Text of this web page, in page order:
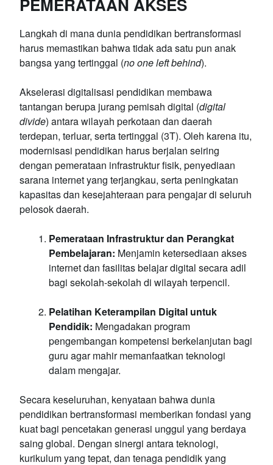
Langkah di mana dunia pendidikan bertransformasi
harus memastikan bahwa tidak ada satu pun anak
bangsa yang tertinggal (no one left behind).
Akselerasi digitalisasi pendidikan membawa
tantangan berupa jurang pemisah digital (digital
divide) antara wilayah perkotaan dan daerah
terdepan, terluar, serta tertinggal (3T). Oleh karena itu,
modernisasi pendidikan harus berjalan seiring
dengan pemerataan infrastruktur fisik, penyediaan
sarana internet yang terjangkau, serta peningkatan
kapasitas dan kesejahteraan para pengajar di seluruh
pelosok daerah.
Pemerataan Infrastruktur dan Perangkat
Pembelajaran: Menjamin ketersediaan akses
internet dan fasilitas belajar digital secara adil
bagi sekolah-sekolah di wilayah terpencil.
Pelatihan Keterampilan Digital untuk
Pendidik: Mengadakan program
pengembangan kompetensi berkelanjutan bagi
guru agar mahir memanfaatkan teknologi
dalam mengajar.
Secara keseluruhan, kenyataan bahwa dunia
pendidikan bertransformasi memberikan fondasi yang
kuat bagi pencetakan generasi unggul yang berdaya
saing global. Dengan sinergi antara teknologi,
kurikulum yang tepat, dan tenaga pendidik yang